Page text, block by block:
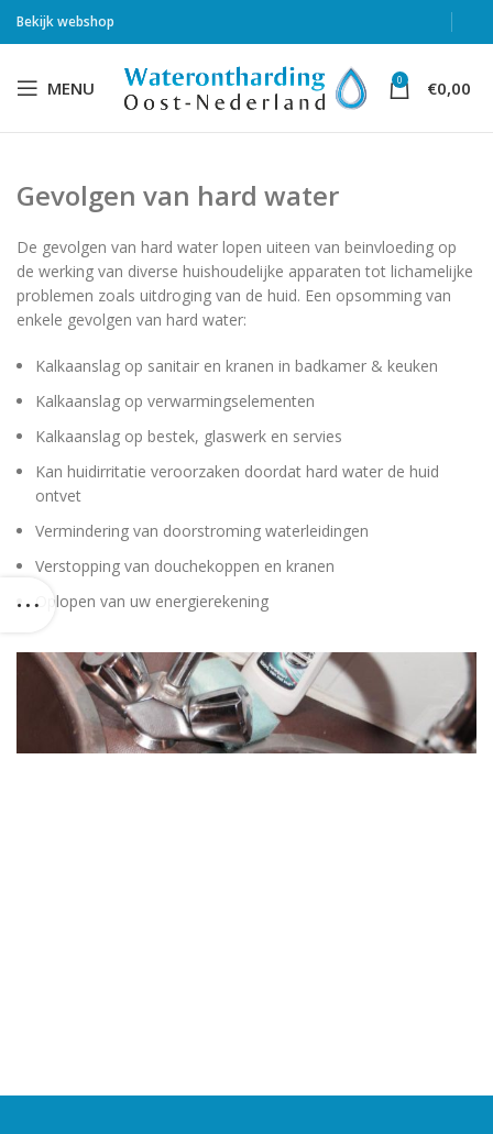
Bekijk webshop
MENU 0 €0,00
Gevolgen van hard water
De gevolgen van hard water lopen uiteen van beinvloeding op
de werking van diverse huishoudelijke apparaten tot lichamelijke
problemen zoals uitdroging van de huid. Een opsomming van
enkele gevolgen van hard water:
Kalkaanslag op sanitair en kranen in badkamer & keuken
Kalkaanslag op verwarmingselementen
Kalkaanslag op bestek, glaswerk en servies
Kan huidirritatie veroorzaken doordat hard water de huid
ontvet
Vermindering van doorstroming waterleidingen
Verstopping van douchekoppen en kranen
Oplopen van uw energierekening